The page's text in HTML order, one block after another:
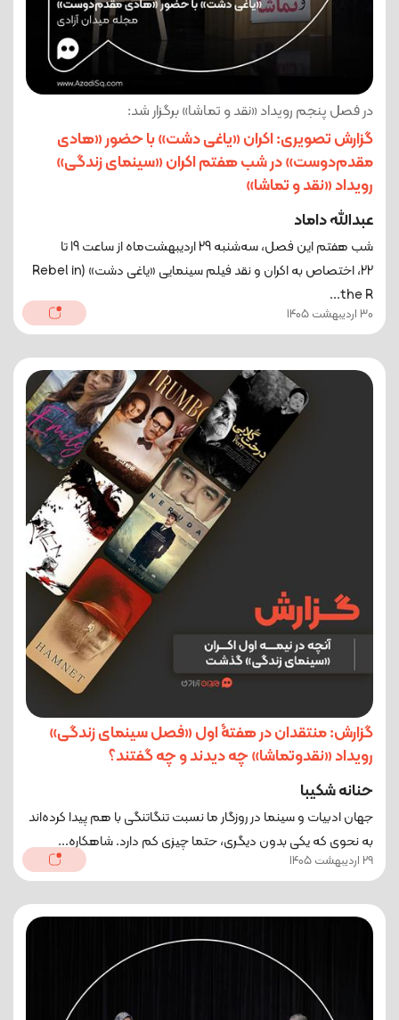
در فصل پنجم رویداد «نقد و تماشا» برگزار شد:
گزارش تصویری: اکران «یاغی دشت» با حضور «هادی
مقدم‌دوست» در شب هفتم اکران «سینمای زندگی»
رویداد «نقد و تماشا»
عبدالله داماد
شب هفتم این فصل، سه‌شنبه 29 اردیبهشت‌ماه از ساعت 19 تا
22، اختصاص به اکران و نقد فیلم سینمایی «یاغی دشت» (Rebel in
the R...
30 اردیبهشت 1405
گزارش: منتقدان در هفتۀ اول «فصل سینمای زندگی»
رویداد «نقدوتماشا» چه دیدند و چه گفتند؟
حنانه شکیبا
جهان ادبیات و سینما در روزگار ما نسبت تنگاتنگی با هم پیدا کرده‌اند
به نحوی که یکی بدون دیگری، حتما چیزی کم دارد. شاهکاره...
29 اردیبهشت 1405